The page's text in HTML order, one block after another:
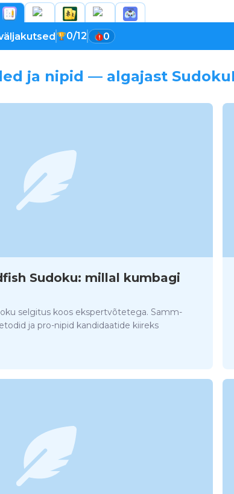
0/12 0
ja nipid — algajast
Sudoku: millal kumbagi
selgitus koos ekspertvõtetega. Samm-
ja pro-nipid kandidaatide kiireks